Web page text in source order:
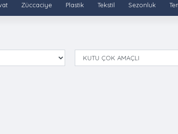
Züccaciye Plastik Tekstil Sezonluk